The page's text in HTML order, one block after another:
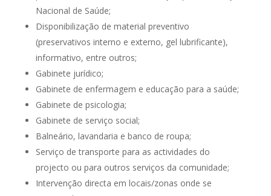
Nacional de Saúde;
Disponibilização de material preventivo
(preservativos interno e externo, gel lubrificante),
informativo, entre outros;
Gabinete jurídico;
Gabinete de enfermagem e educação para a saúde;
Gabinete de psicologia;
Gabinete de serviço social;
Balneário, lavandaria e banco de roupa;
Serviço de transporte para as actividades do
projecto ou para outros serviços da comunidade;
Intervenção directa em locais/zonas onde se